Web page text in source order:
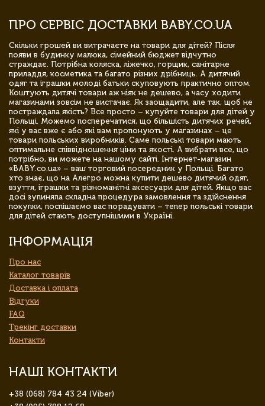
ПРО СЕРВІС ДОСТАВКИ BABY.CO.UA
Скільки грошей ви витрачаєте на товари для дітей? Після
появи в будинку малюка, сімейний бюджет відчутно
страждає. Потрібна коляска, ліжечко, горщик, санітарне
приладдя, косметика та багато різних дрібниць. А дитячий
одяг та іграшки молоді батьки скуповують практично оптом.
Коштують дитячі товари аж ніяк не дешево, а часу ходити
магазинами зовсім не вистачає. Як заощадити, але так, щоб не
постраждала якість? Все просто – купуйте товари для дітей у
Польщі. Можемо посперечатися, що більшість дитячих речей,
які у вас вже є або які вам пропонують у магазинах – це
товари польських виробників. Саме польські товари мають
оптимальне співвідношення ціни та якості. А вибрати все, що
потрібно, ви можете на нашому сайті. Інтернет-магазин
«BABY.co.ua» – ваш торговий посередник у Польщі. Багато
хто знає, що на Алегро можна купити дешево дитячий одяг,
взуття, іграшки та різноманітні аксесуари для дітей. Якщо вас
досі зупиняла складна процедура замовлення та здійснення
покупки, поспішаємо вас порадувати – тепер польські товари
для дітей стають доступнішими в Україні.
ІНФОРМАЦІЯ
Про нас
Каталог товарів
Доставка і оплата
Відгуки
FAQ
Трекінг доставки
Контакти
НАШІ КОНТАКТИ
+38 (068) 784 43 24 (Viber)